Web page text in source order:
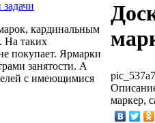
кардинальным
На таких
покупает. Ярмарки
занятости. А
с имеющимися
маркер,